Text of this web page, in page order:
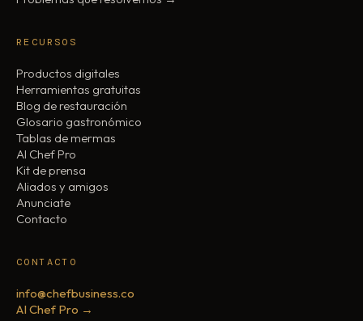
RECURSOS
Productos digitales
Herramientas gratuitas
Blog de restauración
Glosario gastronómico
Tablas de mermas
AI Chef Pro
Kit de prensa
Aliados y amigos
Anunciate
Contacto
CONTACTO
info@chefbusiness.co
AI Chef Pro →